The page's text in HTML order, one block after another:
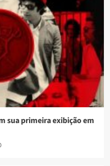
sua primeira exibição em